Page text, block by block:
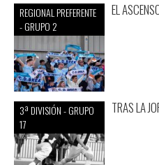
REGIONAL PREFERENTE
- GRUPO 2
EL
3ª DIVISIÓN - GRUPO
17
TRAS LA